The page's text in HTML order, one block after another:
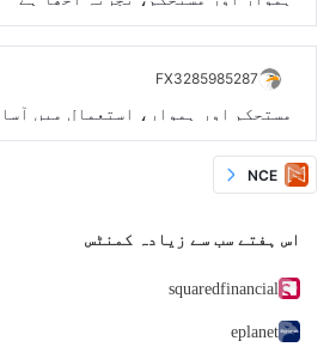
FX3285985287
مستحکم اور ہموار، استعمال میں
NCE
اس ہفتے سب سے زیادہ کمنٹس
squaredfinancial
eplanet